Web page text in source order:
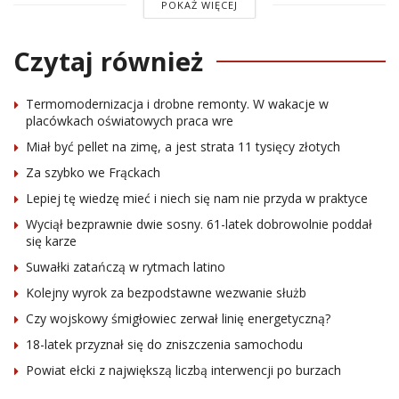
POKAŻ WIĘCEJ
Czytaj również
Termomodernizacja i drobne remonty. W wakacje w
placówkach oświatowych praca wre
Miał być pellet na zimę, a jest strata 11 tysięcy złotych
Za szybko we Frąckach
Lepiej tę wiedzę mieć i niech się nam nie przyda w praktyce
Wyciął bezprawnie dwie sosny. 61-latek dobrowolnie poddał
się karze
Suwałki zatańczą w rytmach latino
Kolejny wyrok za bezpodstawne wezwanie służb
Czy wojskowy śmigłowiec zerwał linię energetyczną?
18-latek przyznał się do zniszczenia samochodu
Powiat ełcki z największą liczbą interwencji po burzach